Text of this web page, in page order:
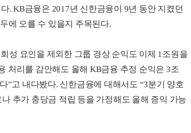
. KB금융은 2017년 신한금융이 9년 동안 지켰던
에 오를 수 있을지 주목된다.
성 요인을 제외한 그룹 경상 순익도 이제 1조원을
처리를 감안해도 올해 KB금융 추정 순익은 3조
”고 내다봤다. 신한금융에 대해서도 “3분기 양호
추가 충당금 적립 등을 가정해도 올해 증익 가능